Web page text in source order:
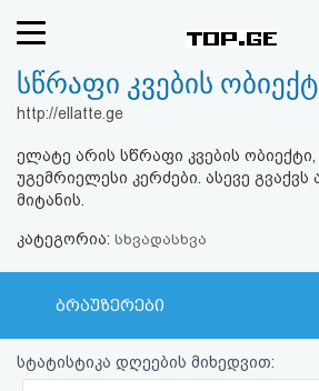
რეიტინგი
ფოსტა
კითხვა-
პასუხი
ავტორიზაცია
სწრაფი კვების
http://ellatte.ge
ელატე არის სწრაფი კვების
უგემრიელესი კერძები. ასევე
მიტანის.
კატეგორია: სხვადასხვა
ბრაუზერები
სტატისტიკა დღეების მიხედვით: